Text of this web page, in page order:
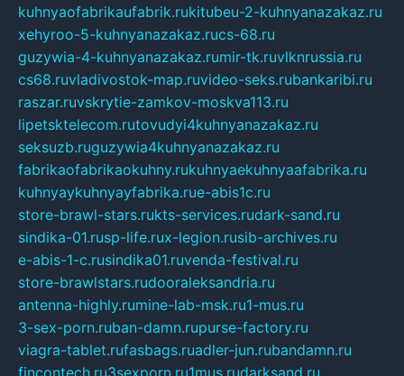
kuhnyaofabrikaufabrik.rukitubeu-2-kuhnyanazakaz.ru
xehyroo-5-kuhnyanazakaz.rucs-68.ru
guzywia-4-kuhnyanazakaz.rumir-tk.ruvlknrussia.ru
cs68.ruvladivostok-map.ruvideo-seks.rubankaribi.ru
raszar.ruvskrytie-zamkov-moskva113.ru
lipetsktelecom.rutovudyi4kuhnyanazakaz.ru
seksuzb.ruguzywia4kuhnyanazakaz.ru
fabrikaofabrikaokuhny.rukuhnyaekuhnyaafabrika.ru
kuhnyaykuhnyayfabrika.rue-abis1c.ru
store-brawl-stars.rukts-services.rudark-sand.ru
sindika-01.rusp-life.rux-legion.rusib-archives.ru
e-abis-1-c.rusindika01.ruvenda-festival.ru
store-brawlstars.rudooraleksandria.ru
antenna-highly.rumine-lab-msk.ru1-mus.ru
3-sex-porn.ruban-damn.rupurse-factory.ru
viagra-tablet.rufasbags.ruadler-jun.rubandamn.ru